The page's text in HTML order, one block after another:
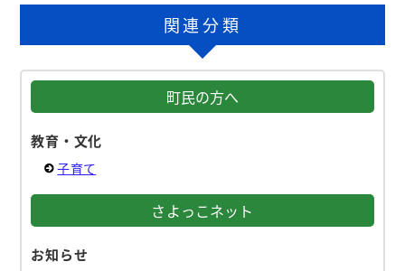
関連分類
町民の方へ
教育・文化
子育て
さよっこネット
お知らせ